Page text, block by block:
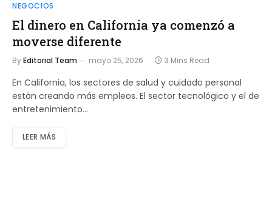
NEGOCIOS
El dinero en California ya comenzó a
moverse diferente
ByEditorial Team mayo 25, 2026 3 Mins Read
En California, los sectores de salud y cuidado personal
están creando más empleos. El sector tecnológico y el de
entretenimiento…
LEER MÁS